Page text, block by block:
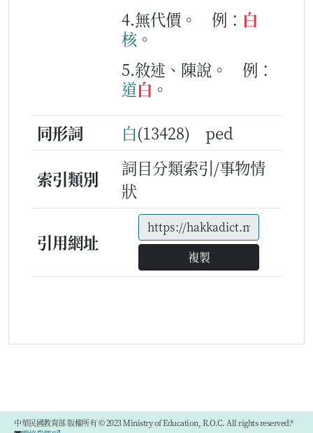
4.無代價。
例： 白
核 。
5.敘述、陳說。
例：
道白 。
同形詞
白(13428) ped
索引類別
詞目分類索引/事物情
狀
引用網址
複製
中華民國教育部 版權所有 © 2023 Ministry of Education, R.O.C. All rights reserved.®